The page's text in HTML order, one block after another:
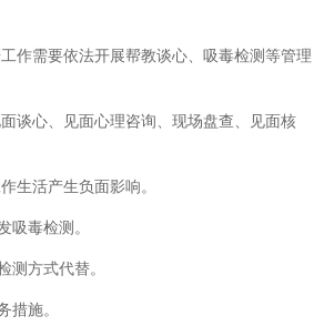
作需要依法开展帮教谈心、吸毒检测等管理
谈心、见面心理咨询、现场盘查、见面核
生活产生负面影响。
吸毒检测。
方式代替。
措施。